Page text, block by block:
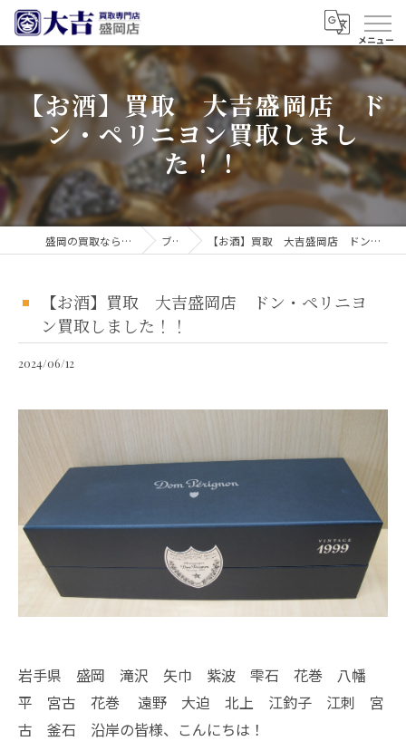
【お酒】買取 大吉盛岡店 ド
ン・ペリニヨン買取しまし
た！！
盛岡の買取なら買取大吉 盛岡店 ブログ 【お酒】買取 大吉盛岡店 ドン・ペリニヨン買取しました！！
【お酒】買取 大吉盛岡店 ドン・ペリニヨ
ン買取しました！！
2024/06/12
岩手県 盛岡 滝沢 矢巾 紫波 雫石 花巻 八幡
平 宮古 花巻 遠野 大迫 北上 江釣子 江刺 宮
古 釜石 沿岸の皆様、こんにちは！